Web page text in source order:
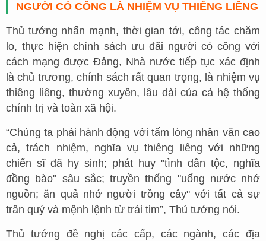
NGƯỜI CÓ CÔNG LÀ NHIỆM VỤ THIÊNG LIÊNG
Thủ tướng nhấn mạnh, thời gian tới, công tác chăm
lo, thực hiện chính sách ưu đãi người có công với
cách mạng được Đảng, Nhà nước tiếp tục xác định
là chủ trương, chính sách rất quan trọng, là nhiệm vụ
thiêng liêng, thường xuyên, lâu dài của cả hệ thống
chính trị và toàn xã hội.
“Chúng ta phải hành động với tấm lòng nhân văn cao
cả, trách nhiệm, nghĩa vụ thiêng liêng với những
chiến sĩ đã hy sinh; phát huy "tình dân tộc, nghĩa
đồng bào" sâu sắc; truyền thống "uống nước nhớ
nguồn; ăn quả nhớ người trồng cây" với tất cả sự
trân quý và mệnh lệnh từ trái tim”, Thủ tướng nói.
Thủ tướng đề nghị các cấp, các ngành, các địa